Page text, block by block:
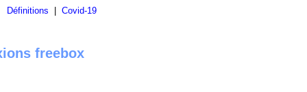
Définitions Covid-19
freebox